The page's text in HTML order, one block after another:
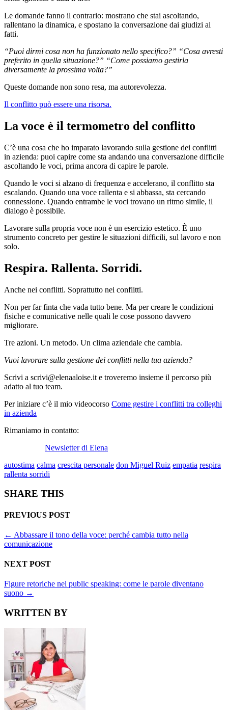
Le domande fanno il contrario: mostrano che stai ascoltando,
rallentano la dinamica, e spostano la conversazione dai giudizi ai
fatti.
“Puoi dirmi cosa non ha funzionato nello specifico?” “Cosa avresti
preferito in quella situazione?” “Come possiamo gestirla
diversamente la prossima volta?”
Queste domande non sono resa, ma autorevolezza.
Il conflitto può essere una risorsa.
La voce è il termometro del conflitto
C’è una cosa che ho imparato lavorando sulla gestione dei conflitti
in azienda: puoi capire come sta andando una conversazione difficile
ascoltando le voci, prima ancora di capire le parole.
Quando le voci si alzano di frequenza e accelerano, il conflitto sta
escalando. Quando una voce rallenta e si abbassa, sta cercando
connessione. Quando entrambe le voci trovano un ritmo simile, il
dialogo è possibile.
Lavorare sulla propria voce non è un esercizio estetico. È uno
strumento concreto per gestire le situazioni difficili, sul lavoro e non
solo.
Respira. Rallenta. Sorridi.
Anche nei conflitti. Soprattutto nei conflitti.
Non per far finta che vada tutto bene. Ma per creare le condizioni
fisiche e comunicative nelle quali le cose possono davvero
migliorare.
Tre azioni. Un metodo. Un clima aziendale che cambia.
Vuoi lavorare sulla gestione dei conflitti nella tua azienda?
Scrivi a scrivi@elenaaloise.it e troveremo insieme il percorso più
adatto al tuo team.
Per iniziare c’è il mio videocorso Come gestire i conflitti tra colleghi
in azienda
Rimaniamo in contatto:
Newsletter di Elena
autostima calma crescita personale don Miguel Ruiz empatia respira
rallenta sorridi
SHARE THIS
PREVIOUS POST
← Abbassare il tono della voce: perché cambia tutto nella
comunicazione
NEXT POST
Figure retoriche nel public speaking: come le parole diventano
suono →
WRITTEN BY